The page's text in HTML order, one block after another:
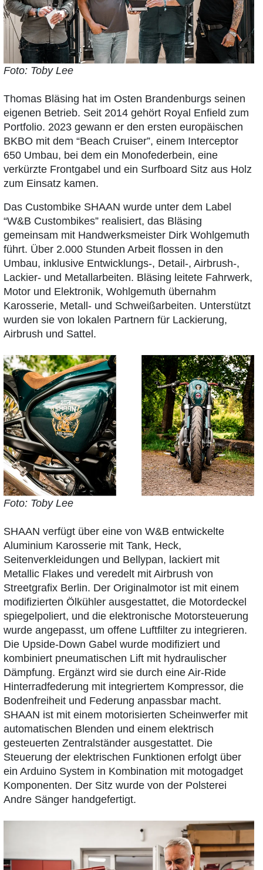
Foto: Toby Lee
Thomas Bläsing hat im Osten Brandenburgs seinen
eigenen Betrieb. Seit 2014 gehört Royal Enfield zum
Portfolio. 2023 gewann er den ersten europäischen
BKBO mit dem “Beach Cruiser”, einem Interceptor
650 Umbau, bei dem ein Monofederbein, eine
verkürzte Frontgabel und ein Surfboard Sitz aus Holz
zum Einsatz kamen.
Das Custombike SHAAN wurde unter dem Label
“W&B Custombikes” realisiert, das Bläsing
gemeinsam mit Handwerksmeister Dirk Wohlgemuth
führt. Über 2.000 Stunden Arbeit flossen in den
Umbau, inklusive Entwicklungs-, Detail-, Airbrush-,
Lackier- und Metallarbeiten. Bläsing leitete Fahrwerk,
Motor und Elektronik, Wohlgemuth übernahm
Karosserie, Metall- und Schweißarbeiten. Unterstützt
wurden sie von lokalen Partnern für Lackierung,
Airbrush und Sattel.
Foto: Toby Lee
SHAAN verfügt über eine von W&B entwickelte
Aluminium Karosserie mit Tank, Heck,
Seitenverkleidungen und Bellypan, lackiert mit
Metallic Flakes und veredelt mit Airbrush von
Streetgrafix Berlin. Der Originalmotor ist mit einem
modifizierten Ölkühler ausgestattet, die Motordeckel
spiegelpoliert, und die elektronische Motorsteuerung
wurde angepasst, um offene Luftfilter zu integrieren.
Die Upside-Down Gabel wurde modifiziert und
kombiniert pneumatischen Lift mit hydraulischer
Dämpfung. Ergänzt wird sie durch eine Air-Ride
Hinterradfederung mit integriertem Kompressor, die
Bodenfreiheit und Federung anpassbar macht.
SHAAN ist mit einem motorisierten Scheinwerfer mit
automatischen Blenden und einem elektrisch
gesteuerten Zentralständer ausgestattet. Die
Steuerung der elektrischen Funktionen erfolgt über
ein Arduino System in Kombination mit motogadget
Komponenten. Der Sitz wurde von der Polsterei
Andre Sänger handgefertigt.